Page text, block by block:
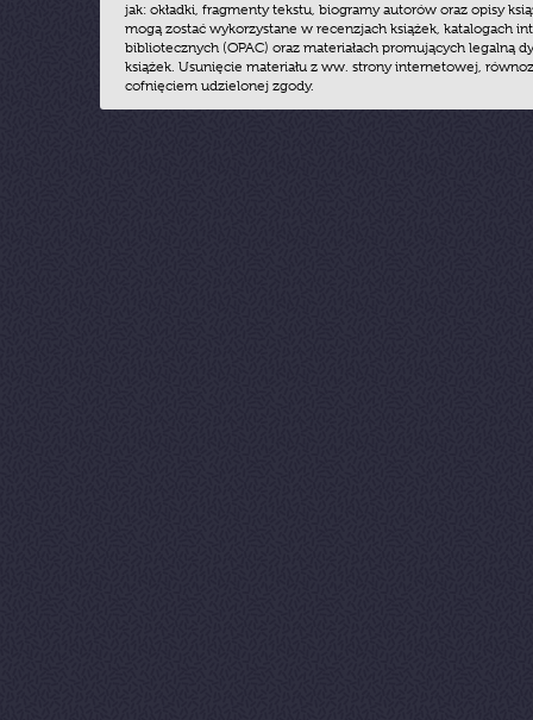
jak: okładki, fragmenty tekstu, biogramy autorów oraz opisy
mogą zostać wykorzystane w recenzjach książek, katalogach
bibliotecznych (OPAC) oraz materiałach promujących legalną
książek. Usunięcie materiału z ww. strony internetowej,
cofnięciem udzielonej zgody.